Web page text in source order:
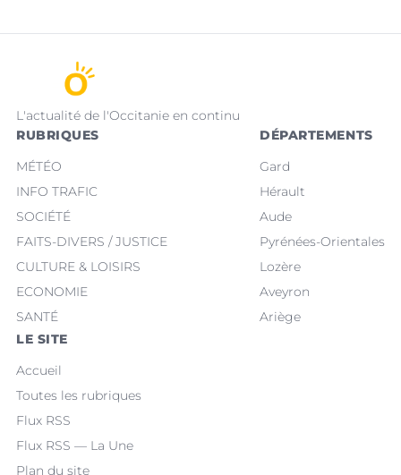
L'actualité de l'Occitanie en continu
RUBRIQUES
MÉTÉO
INFO TRAFIC
SOCIÉTÉ
FAITS-DIVERS / JUSTICE
CULTURE & LOISIRS
ECONOMIE
SANTÉ
DÉPARTEMENTS
Gard
Hérault
Aude
Pyrénées-Orientales
Lozère
Aveyron
Ariège
LE SITE
Accueil
Toutes les rubriques
Flux RSS
Flux RSS — La Une
Plan du site